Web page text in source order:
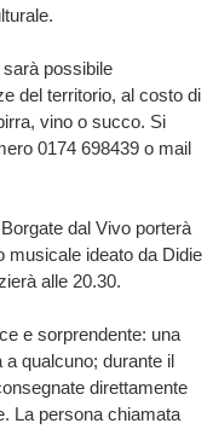
possibile
del territorio, al costo di
vino o succo. Si
0174 698439 o mail
dal Vivo porterà
musicale ideato da Didie
alle 20.30.
e sorprendente: una
qualcuno; durante il
direttamente
La persona chiamata